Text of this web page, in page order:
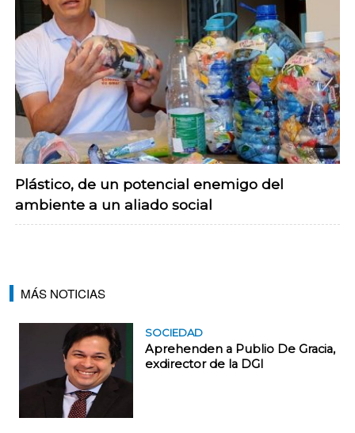
Plástico, de un potencial enemigo del
ambiente a un aliado social
MÁS NOTICIAS
SOCIEDAD
Aprehenden a Publio De Gracia,
exdirector de la DGI